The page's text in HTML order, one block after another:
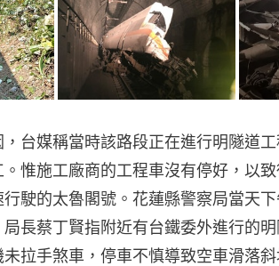
台媒稱當時該路段正在進行明隧道
惟施工廠商的工程車沒有停好，以
駛的太魯閣號。花蓮縣警察局當天
長蔡丁賢指附近有台鐵委外進行的
拉手煞車，停車不慎導致空車滑落